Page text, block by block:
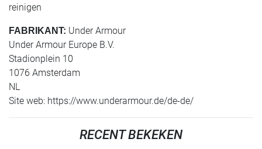
reinigen
FABRIKANT: Under Armour
Under Armour Europe B.V.
Stadionplein 10
1076 Amsterdam
NL
Site web: https://www.underarmour.de/de-de/
RECENT BEKEKEN